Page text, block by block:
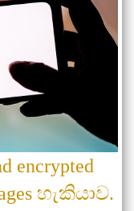
encrypted
හැකියාව.